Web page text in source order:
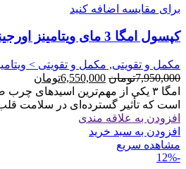
برای مقایسه اضافه کنید
کپسول امگا 3 مای ویتامینز اورجینال
مکمل و تقویتی, مکمل و تقویتی >
7,950,000تومان قیمت
اصلی
7,950,000تومان
بود.
6,550,000تومان
فعلی
امگا ۳ یکی از مهم‌ترین اسیدهای
است که تأثیر گسترده‌ای در سلامت
افزودن به علاقه مندی
افزودن به سبد خرید
مشاهده سریع
-12%